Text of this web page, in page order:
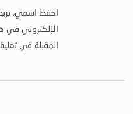
احفظ اسمي،
الإلكتروني في
المقبلة في